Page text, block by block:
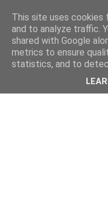
This site uses cookies
and to analyze traffic.
shared with Google
metrics to ensure
statistics, and to